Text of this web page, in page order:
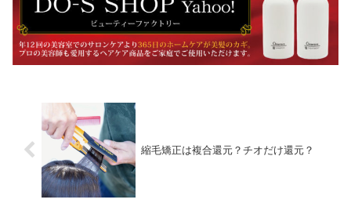
縮毛矯正は複合還元？チオだけ還元？